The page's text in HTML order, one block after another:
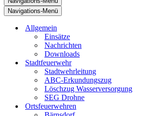
Navigations-Menü
Allgemein
Einsätze
Nachrichten
Downloads
Stadtfeuerwehr
Stadtwehrleitung
ABC-Erkundungszug
Löschzug Wasserversorgung
SEG Drohne
Ortsfeuerwehren